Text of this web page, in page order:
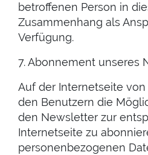
betroffenen Person in
Zusammenhang als
Verfügung.
7. Abonnement unseres
Auf der Internetseite
den Benutzern die
den Newsletter zur
Internetseite zu
personenbezogenen